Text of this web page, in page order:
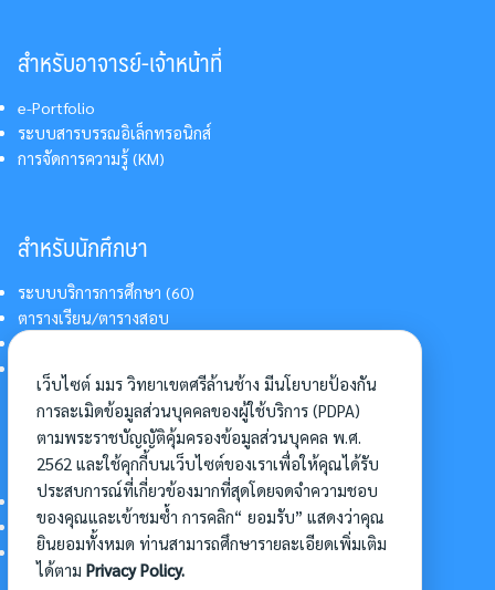
สำหรับอาจารย์-เจ้าหน้าที่
e-Portfolio
ระบบสารบรรณอิเล็กทรอนิกส์
การจัดการความรู้ (KM)
สำหรับนักศึกษา
ระบบบริการการศึกษา (60)
ตารางเรียน/ตารางสอบ
การแต่งกายนักศึกษา
อื่นๆ
การเข้าศึกษาต่อ
ดาวน์โหลดแบบฟอร์ม
การบริหารจัดการโครงการ
เว็บไซต์ มมร วิทยาเขตศรีล้านช้าง มีนโยบายป้องกัน
การละเมิดข้อมูลส่วนบุคคลของผู้ใช้บริการ (PDPA)
ตามพระราชบัญญัติคุ้มครองข้อมูลส่วนบุคคล พ.ศ.
2562 และใช้คุกกี้บนเว็บไซต์ของเราเพื่อให้คุณได้รับ
ประสบการณ์ที่เกี่ยวข้องมากที่สุดโดยจดจำความชอบ
ของคุณและเข้าชมซ้ำ การคลิก“ ยอมรับ” แสดงว่าคุณ
ยินยอมทั้งหมด ท่านสามารถศึกษารายละเอียดเพิ่มเติม
ได้ตาม Privacy Policy.